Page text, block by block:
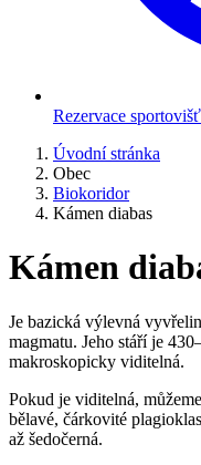
Rezervace sportovišť
Úvodní stránka
Obec
Biokoridor
Kámen diabas
Kámen
Je bazická výlevná
magmatu. Jeho stáří je
makroskopicky viditelná.
Pokud je viditelná,
bělavé, čárkovité
až šedočerná.